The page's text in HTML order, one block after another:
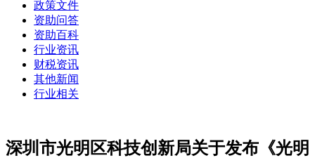
政策文件
资助问答
资助百科
行业资讯
财税资讯
其他新闻
行业相关
深圳市光明区科技创新局关于发布《光明